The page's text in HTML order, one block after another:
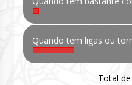
Quando tem ligas ou
Total